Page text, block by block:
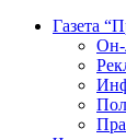
Газета
Он-